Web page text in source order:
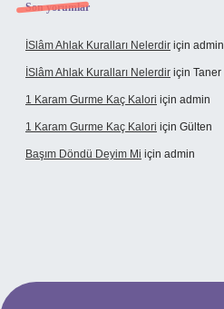
Son yorumlar
İSlâm Ahlak Kuralları Nelerdir için admin
İSlâm Ahlak Kuralları Nelerdir için Taner
1 Karam Gurme Kaç Kalori için admin
1 Karam Gurme Kaç Kalori için Gülten
Başım Döndü Deyim Mi için admin
giriş